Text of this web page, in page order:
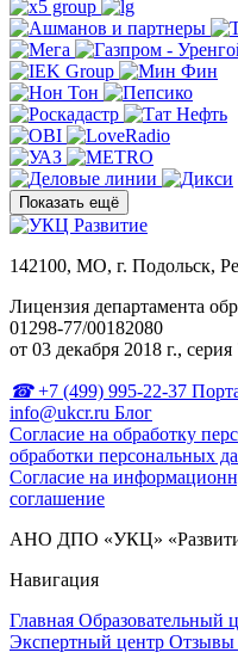
Показать ещё
142100, МО, г. Подольск,
Лицензия департамента
01298-77/00182080
от 03 декабря 2018 г.,
+7 (499) 995-22-37
info@ukcr.ru Блог
Согласие на обработку
обработки персональных
Согласие на
соглашение
АНО ДПО «УКЦ»
Навигация
Главная Образовательный
Экспертный центр Отзывы